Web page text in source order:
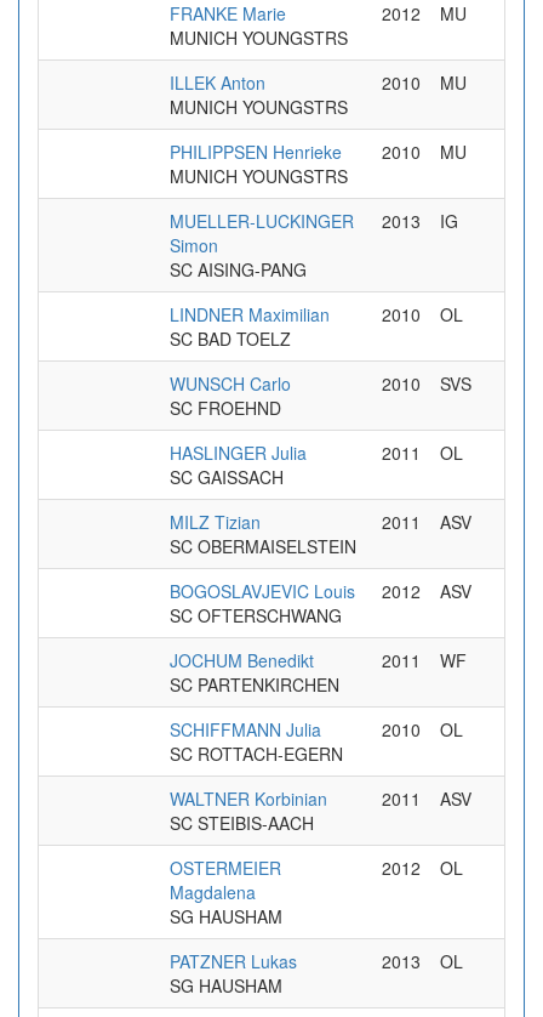
FRANKE Marie
MUNICH YOUNGSTRS
2012 MU
ILLEK Anton
MUNICH YOUNGSTRS
2010 MU
PHILIPPSEN Henrieke
MUNICH YOUNGSTRS
2010 MU
MUELLER-LUCKINGER
Simon
SC AISING-PANG
2013 IG
LINDNER Maximilian
SC BAD TOELZ
2010 OL
WUNSCH Carlo
SC FROEHND
2010 SVS
HASLINGER Julia
SC GAISSACH
2011 OL
MILZ Tizian
SC OBERMAISELSTEIN
2011 ASV
BOGOSLAVJEVIC Louis
SC OFTERSCHWANG
2012 ASV
JOCHUM Benedikt
SC PARTENKIRCHEN
2011 WF
SCHIFFMANN Julia
SC ROTTACH-EGERN
2010 OL
WALTNER Korbinian
SC STEIBIS-AACH
2011 ASV
OSTERMEIER
Magdalena
SG HAUSHAM
2012 OL
PATZNER Lukas
SG HAUSHAM
2013 OL